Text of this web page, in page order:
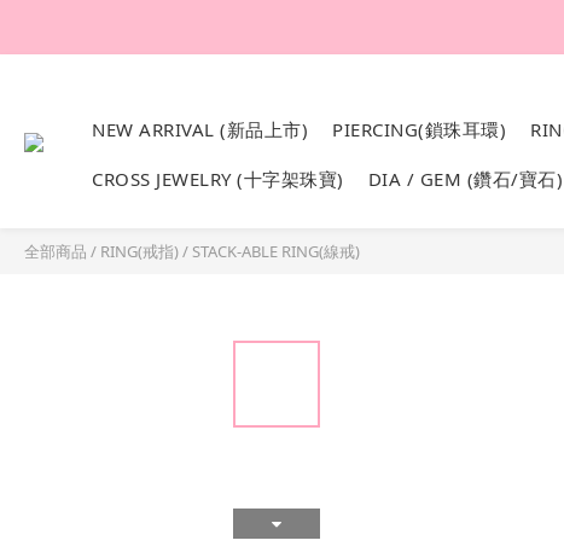
NEW ARRIVAL (新品上市) PIERCING(鎖珠耳環)
CROSS JEWELRY (十字架珠寶) DIA / GEM (鑽石/寶石)
全部商品 / RING(戒指)/ STACK-ABLE RING(線戒)